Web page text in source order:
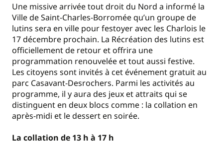
Une missive arrivée tout droit du Nord a informé la
Ville de Saint-Charles-Borromée qu’un groupe de
lutins sera en ville pour festoyer avec les Charlois le
17 décembre prochain. La Récréation des lutins est
officiellement de retour et offrira une
programmation renouvelée et tout aussi festive.
Les citoyens sont invités à cet événement gratuit au
parc Casavant-Desrochers. Parmi les activités au
programme, il y aura des jeux et attraits qui se
distinguent en deux blocs comme : la collation en
après-midi et le dessert en soirée.
La collation de 13 h à 17 h